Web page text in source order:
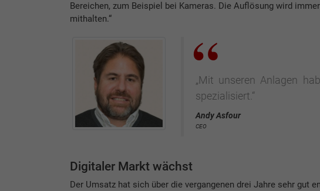
Bereichen, zum Beispiel bei Kameras. Die Auflösung wird
mithalten.“
„Mit unseren Anlagen
spezialisiert.“
Andy Asfour
CEO
Digitaler Markt wächst
Der Umsatz hat sich über die vergangenen drei Jahre sehr gut